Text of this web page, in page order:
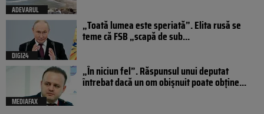
ADEVARUL
DIGI24
„Toată lumea este speriată”. Elita rusă se
teme că FSB „scapă de sub...
MEDIAFAX
„În niciun fel”. Răspunsul unui deputat
întrebat dacă un om obișnuit poate obține...